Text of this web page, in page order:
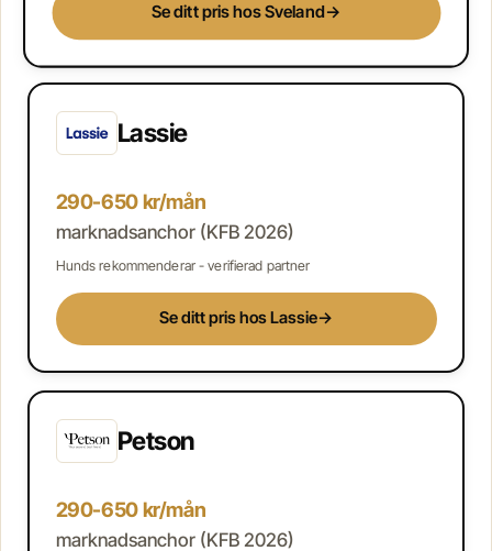
Se ditt pris hos Sveland→
Lassie
290-650 kr/mån
marknadsanchor (KFB 2026)
Hunds rekommenderar - verifierad partner
Se ditt pris hos Lassie→
Petson
290-650 kr/mån
marknadsanchor (KFB 2026)